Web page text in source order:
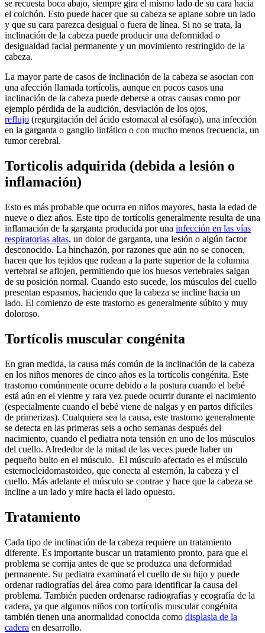
se recuesta boca abajo, siempre gira el mismo lado de su cara hacia
el colchón. Esto puede hacer que su cabeza se aplane sobre un lado
y que su cara parezca desigual o fuera de línea. Si no se trata, la
inclinación de la cabeza puede producir una deformidad o
desigualdad facial permanente y un movimiento restringido de la
cabeza.
La mayor parte de casos de inclinación de la cabeza se asocian con
una afección llamada tortícolis, aunque en pocos casos una
inclinación de la cabeza puede deberse a otras causas como por
ejemplo pérdida de la audición, desviación de los ojos,
reflujo (regurgitación del ácido estomacal al esófago), una infección
en la garganta o ganglio linfático o con mucho menos frecuencia, un
tumor cerebral.
Torticolis adquirida (debida a lesión o
inflamación)
Esto es más probable que ocurra en niños mayores, hasta la edad de
nueve o diez años. Este tipo de tortícolis generalmente resulta de una
inflamación de la garganta producida por una infección en las vías
respiratorias altas, un dolor de garganta, una lesión o algún factor
desconocido. La hinchazón, por razones que aún no se conocen,
hacen que los tejidos que rodean a la parte superior de la columna
vertebral se aflojen, permitiendo que los huesos vertebrales salgan
de su posición normal. Cuando esto sucede, los músculos del cuello
presentan espasmos, haciendo que la cabeza se incline hacia un
lado. El comienzo de este trastorno es generalmente súbito y muy
doloroso.
Tortícolis muscular congénita
En gran medida, la causa más común de la inclinación de la cabeza
en los niños menores de cinco años es la tortícolis congénita. Este
trastorno comúnmente ocurre debido a la postura cuando el bebé
está aún en el vientre y rara vez puede ocurrir durante el nacimiento
(especialmente cuando el bebé viene de nalgas y en partos difíciles
de primerizas). Cualquiera sea la causa, este trastorno generalmente
se detecta en las primeras seis a ocho semanas después del
nacimiento, cuando el pediatra nota tensión en uno de los músculos
del cuello. Alrededor de la mitad de las veces puede haber un
pequeño bulto en el músculo. El músculo afectado es el músculo
esternocleidomastoideo, que conecta al esternón, la cabeza y el
cuello. Más adelante el músculo se contrae y hace que la cabeza se
incline a un lado y mire hacia el lado opuesto.
Tratamiento
Cada tipo de inclinación de la cabeza requiere un tratamiento
diferente. Es importante buscar un tratamiento pronto, para que el
problema se corrija antes de que se produzca una deformidad
permanente. Su pediatra examinará el cuello de su hijo y puede
ordenar radiografías del área como para identificar la causa del
problema. También pueden ordenarse radiografías y ecografía de la
cadera, ya que algunos niños con tortícolis muscular congénita
también tienen una anormalidad conocida como displasia de la
cadera en desarrollo.